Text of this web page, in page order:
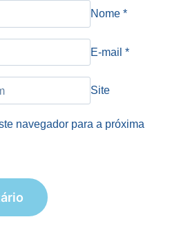
Nome *
E-mail *
Site
navegador para a próxima